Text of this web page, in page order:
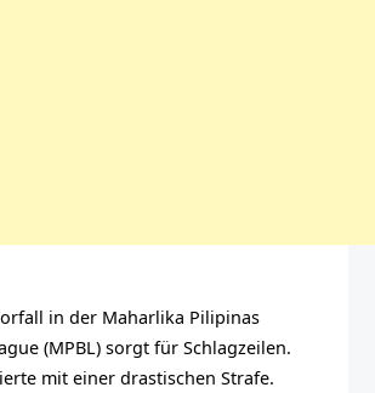
in der Maharlika Pilipinas
(MPBL) sorgt für Schlagzeilen.
mit einer drastischen Strafe.